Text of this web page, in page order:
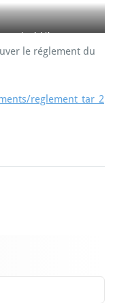
les Athlètes
le réglement du
reglement_tar_2